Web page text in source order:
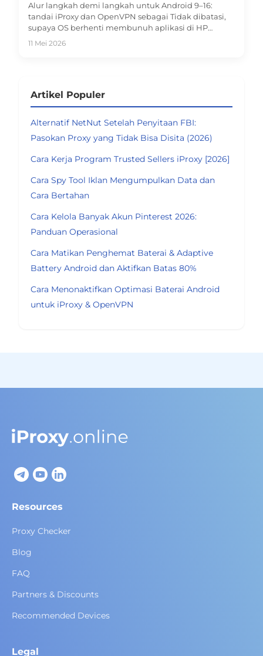
Artikel Populer
Alternatif NetNut Setelah Penyitaan FBI:
Pasokan Proxy yang Tidak Bisa Disita (2026)
Cara Kerja Program Trusted Sellers iProxy [2026]
Cara Spy Tool Iklan Mengumpulkan Data dan
Cara Bertahan
Cara Kelola Banyak Akun Pinterest 2026:
Panduan Operasional
Cara Matikan Penghemat Baterai & Adaptive
Battery Android dan Aktifkan Batas 80%
Cara Menonaktifkan Optimasi Baterai Android
untuk iProxy & OpenVPN
Alur langkah demi langkah untuk Android 9–16:
tandai iProxy dan OpenVPN sebagai Tidak dibatasi,
supaya OS berhenti membunuh aplikasi di HP
mobile proxy 24/7 Anda.
11 Mei 2026
Resources
Proxy Checker
Blog
FAQ
Partners & Discounts
Recommended Devices
Legal